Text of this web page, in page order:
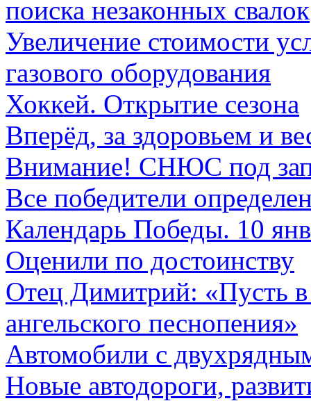
поиска незаконных свалок
Увеличение стоимости
газового оборудования
Хоккей. Открытие сезона
Вперёд, за здоровьем и
Внимание! СНЮС под
Все победители
Календарь Победы. 10
Оценили по достоинству
Отец Димитрий: «Пусть
ангельского песнопения»
Автомобили с
Новые автодороги,